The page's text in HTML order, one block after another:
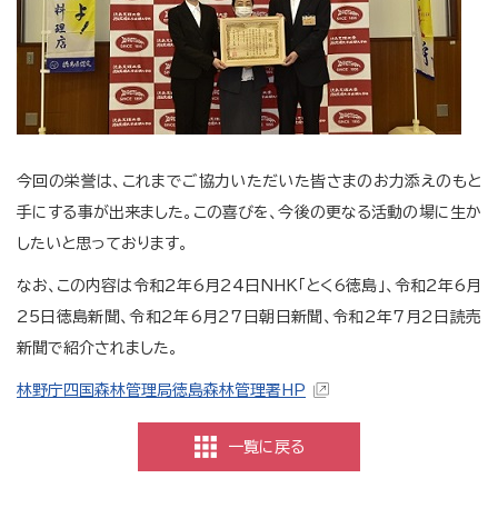
今回の栄誉は、これまでご協力いただいた皆さまのお力添えのもと
手にする事が出来ました。この喜びを、今後の更なる活動の場に生か
したいと思っております。
なお、この内容は令和2年6月24日NHK「とく6徳島」、令和2年6月
25日徳島新聞、令和2年6月27日朝日新聞、令和2年7月2日読売
新聞で紹介されました。
林野庁四国森林管理局徳島森林管理署HP
一覧に戻る